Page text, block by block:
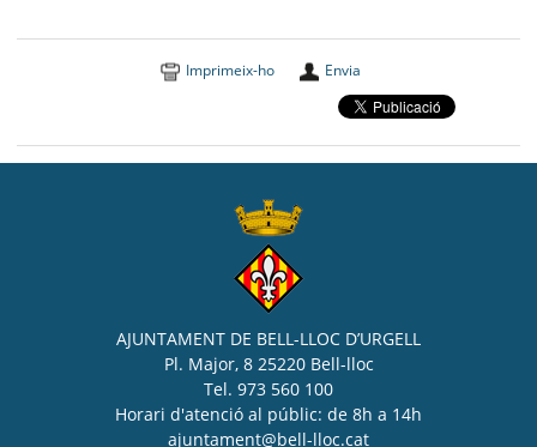
Imprimeix-ho Envia
AJUNTAMENT DE BELL-LLOC D’URGELL
Pl. Major, 8 25220 Bell-lloc
Tel. 973 560 100
Horari d'atenció al públic: de 8h a 14h
ajuntament@bell-lloc.cat